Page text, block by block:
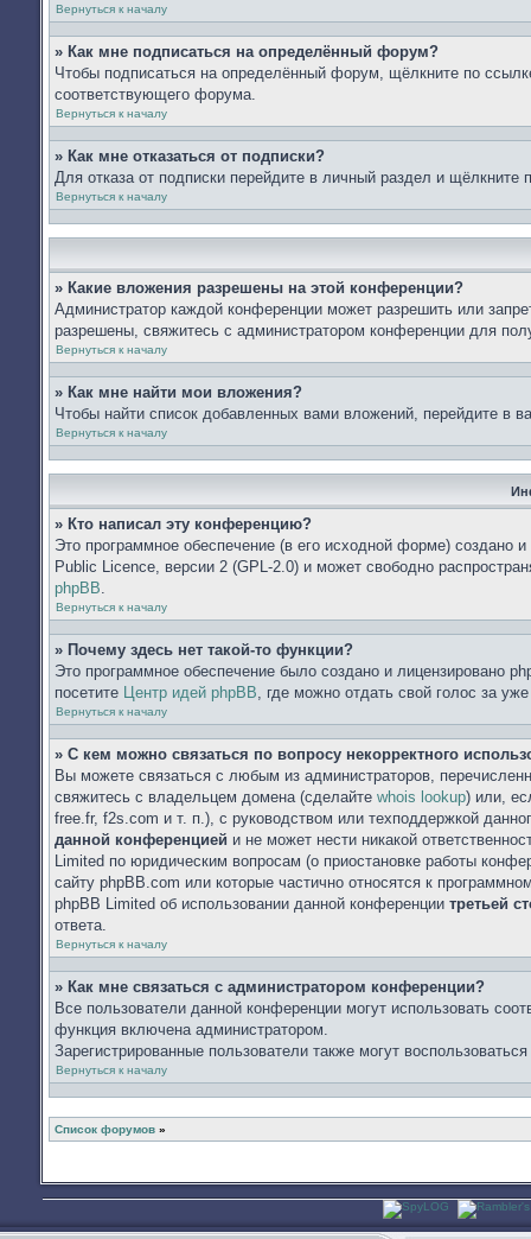
Вернуться к началу
» Как мне подписаться на определённый форум?
Чтобы подписаться на определённый форум, щёлкните по
соответствующего форума.
Вернуться к началу
» Как мне отказаться от подписки?
Для отказа от подписки перейдите в личный раздел и щёлкните
Вернуться к началу
» Какие вложения разрешены на этой конференции?
Администратор каждой конференции может разрешить или
разрешены, свяжитесь с администратором конференции для
Вернуться к началу
» Как мне найти мои вложения?
Чтобы найти список добавленных вами вложений, перейдите в
Вернуться к началу
» Кто написал эту конференцию?
Это программное обеспечение (в его исходной форме) создано
Public Licence, версии 2 (GPL-2.0) и может свободно
phpBB.
Вернуться к началу
» Почему здесь нет такой-то функции?
Это программное обеспечение было создано и лицензировано
посетите Центр идей phpBB, где можно отдать свой голос за
Вернуться к началу
» С кем можно связаться по вопросу некорректного
Вы можете связаться с любым из администраторов,
свяжитесь с владельцем домена (сделайте whois lookup) или,
free.fr, f2s.com и т. п.), с руководством или техподдержкой
данной конференцией и не может нести никакой
Limited по юридическим вопросам (о приостановке работы
сайту phpBB.com или которые частично относятся к
phpBB Limited об использовании данной конференции третьей
ответа.
Вернуться к началу
» Как мне связаться с администратором конференции?
Все пользователи данной конференции могут использовать
функция включена администратором.
Зарегистрированные пользователи также могут
Вернуться к началу
Список форумов »